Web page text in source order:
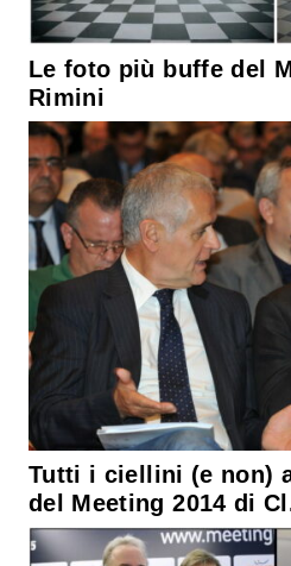
Le foto più buffe del
Rimini
Tutti i ciellini (e non)
del Meeting 2014 di